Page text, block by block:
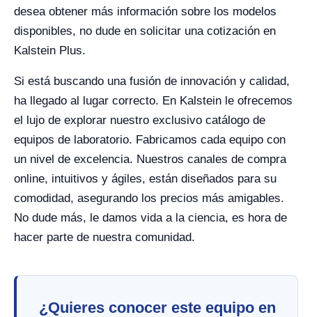
desea obtener más información sobre los modelos
disponibles, no dude en solicitar una cotización en
Kalstein Plus.
Si está buscando una fusión de innovación y calidad,
ha llegado al lugar correcto. En Kalstein le ofrecemos
el lujo de explorar nuestro exclusivo catálogo de
equipos de laboratorio. Fabricamos cada equipo con
un nivel de excelencia. Nuestros canales de compra
online, intuitivos y ágiles, están diseñados para su
comodidad, asegurando los precios más amigables.
No dude más, le damos vida a la ciencia, es hora de
hacer parte de nuestra comunidad.
¿Quieres conocer este equipo en